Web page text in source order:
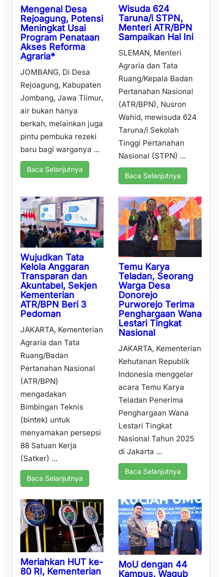
Mengenal Desa
Rejoagung, Potensi
Meningkat Usai
Program Penataan
Akses Reforma
Agraria*
JOMBANG, Di Desa
Rejoagung, Kabupaten
Jombang, Jawa Tiimur,
air bukan hanya
berkah, melainkan juga
pintu pembuka rezeki
baru bagi warganya ...
Baca Selanjutnya
Wisuda 624
Taruna/i STPN,
Menteri ATR/BPN
Sampaikan Hal Ini
SLEMAN, Menteri
Agraria dan Tata
Ruang/Kepala Badan
Pertanahan Nasional
(ATR/BPN), Nusron
Wahid, mewisuda 624
Taruna/i Sekolah
Tinggi Pertanahan
Nasional (STPN) ...
Baca Selanjutnya
Wujudkan Tata
Kelola Anggaran
Transparan dan
Akuntabel, Sekjen
Kementerian
ATR/BPN Beri 3
Pedoman
JAKARTA, Kementerian
Agraria dan Tata
Ruang/Badan
Pertanahan Nasional
(ATR/BPN)
mengadakan
Bimbingan Teknis
(bintek) untuk
menyamakan persepsi
88 Satuan Kerja
(Satker) ...
Baca Selanjutnya
Temu Karya
Teladan, Seorang
Warga Desa
Donorejo
Purworejo Terima
Penghargaan Wana
Lestari Tingkat
Nasional
JAKARTA, Kementerian
Kehutanan Republik
Indonesia menggelar
acara Temu Karya
Teladan Penerima
Penghargaan Wana
Lestari Tingkat
Nasional Tahun 2025
di Jakarta ...
Baca Selanjutnya
Meriahkan HUT ke-
80 RI, Kementerian
MoU dengan 44
Kampus, Wagub